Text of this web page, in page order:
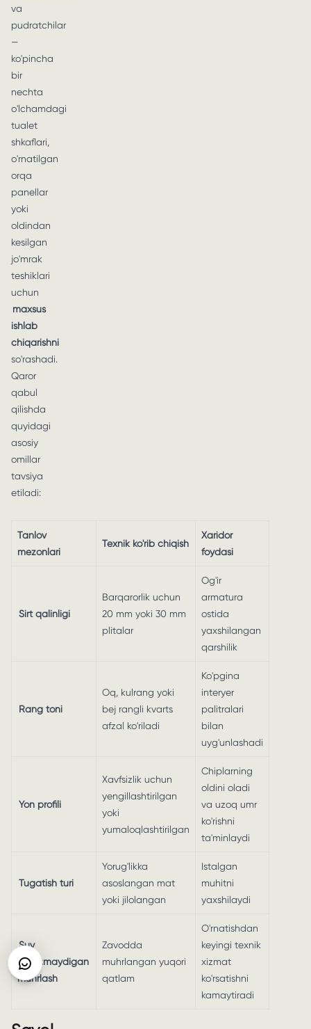
va
pudratchilar
—
ko'pincha
bir
nechta
o'lchamdagi
tualet
shkaflari,
o'rnatilgan
orqa
panellar
yoki
oldindan
kesilgan
jo'mrak
teshiklari
uchun
maxsus
ishlab
chiqarishni
so'rashadi.
Qaror
qabul
qilishda
quyidagi
asosiy
omillar
tavsiya
etiladi:
Tanlov
mezonlari
Texnik ko'rib chiqish
Xaridor
foydasi
Sirt qalinligi
Barqarorlik uchun
20 mm yoki 30 mm
plitalar
Og'ir
armatura
ostida
yaxshilangan
qarshilik
Rang toni
Oq, kulrang yoki
bej rangli kvarts
afzal ko'riladi
Ko'pgina
interyer
palitralari
bilan
uyg'unlashadi
Yon profili
Xavfsizlik uchun
yengillashtirilgan
yoki
yumaloqlashtirilgan
Chiplarning
oldini oladi
va uzoq umr
ko'rishni
ta'minlaydi
Tugatish turi
Yorug'likka
asoslangan mat
yoki jilolangan
Istalgan
muhitni
yaxshilaydi
Suv
o'tkazmaydigan
muhrlash
Zavodda
muhrlangan yuqori
qatlam
O'rnatishdan
keyingi texnik
xizmat
ko'rsatishni
kamaytiradi